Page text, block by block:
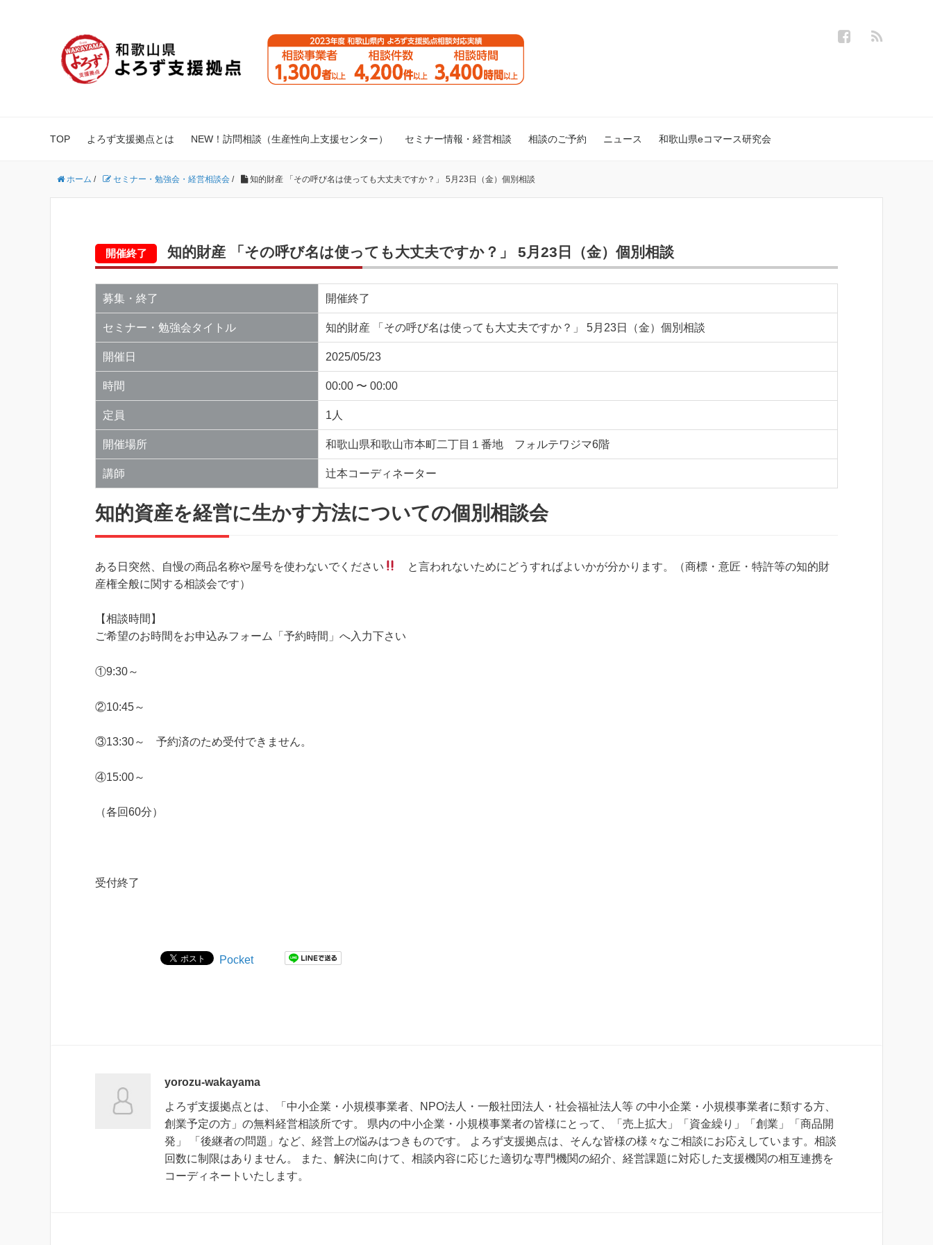
TOP よろず支援拠点とは NEW！訪問相談（生産性向上支援センター） セミナー情報・経営相談 相談のご予約 ニュース 和歌山県eコマース研究会
ホーム / セミナー・勉強会・経営相談会 / 知的財産 「その呼び名は使っても大丈夫ですか？」 5月23日（金）個別相談
開催終了 知的財産 「その呼び名は使っても大丈夫ですか？」 5月23日（金）個別相談
募集・終了 開催終了
セミナー・勉強会タイトル 知的財産 「その呼び名は使っても大丈夫ですか？」 5月23日（金）個別相談
開催日 2025/05/23
時間 00:00 〜 00:00
定員 1人
開催場所 和歌山県和歌山市本町二丁目１番地 フォルテワジマ6階
講師 辻本コーディネーター
知的資産を経営に生かす方法についての個別相談会
ある日突然、自慢の商品名称や屋号を使わないでください
と言われないためにどうすればよいかが分かります。（商標・意匠・特許等の知的財
産権全般に関する相談会です）
【相談時間】
ご希望のお時間をお申込みフォーム「予約時間」へ入力下さい
①9:30～
②10:45～
③13:30～ 予約済のため受付できません。
④15:00～
（各回60分）
受付終了
Pocket
yorozu-wakayama
よろず支援拠点とは、「中小企業・小規模事業者、NPO法人・一般社団法人・社会福祉法人等 の中小企業・小規模事業者に類する方、
創業予定の方」の無料経営相談所です。 県内の中小企業・小規模事業者の皆様にとって、「売上拡大」「資金繰り」「創業」「商品開
発」 「後継者の問題」など、経営上の悩みはつきものです。 よろず支援拠点は、そんな皆様の様々なご相談にお応えしています。相談
回数に制限はありません。 また、解決に向けて、相談内容に応じた適切な専門機関の紹介、経営課題に対応した支援機関の相互連携を
コーディネートいたします。